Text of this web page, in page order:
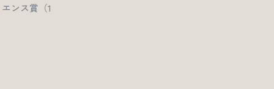
ンス賞（1